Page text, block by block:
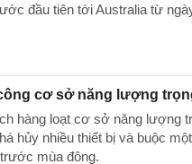
đầu tiên tới Australia từ
cơ sở năng lượng
hàng loạt cơ sở năng lượng
hủy nhiều thiết bị và buộc
mùa đông.